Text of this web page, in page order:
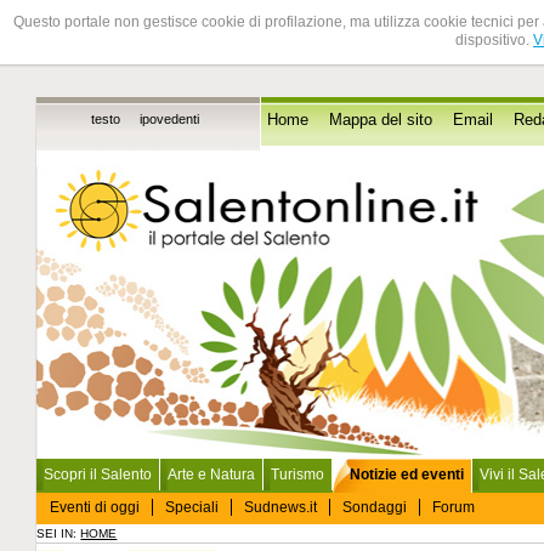
Questo portale non gestisce cookie di profilazione, ma utilizza cookie tecnici
dispositivo.
testo ipovedenti Home Mappa del sito Email
Scopri il Salento Arte e Natura Turismo
Notizie ed eventi
Eventi di oggi
Speciali Sudnews.it Sondaggi Forum
Vivi il
SEI IN:HOME